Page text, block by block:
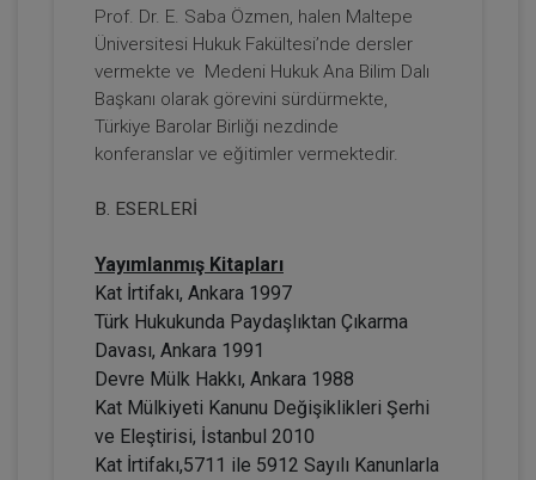
Sözleşmesi Yapılmasına Bağlı Yanılgılar
Video Eğitimi
300 TL
Hukuk Eğitim
Prof. Dr. E. Saba Özmen, halen Maltepe
Üniversitesi Hukuk Fakültesi’nde dersler
vermekte ve Medeni Hukuk Ana Bilim Dalı
Başkanı olarak görevini sürdürmekte,
Türkiye Barolar Birliği nezdinde
konferanslar ve eğitimler vermektedir.
B. ESERLERİ
Yayımlanmış Kitapları
Kat İrtifakı, Ankara 1997
Türk Hukukunda Paydaşlıktan Çıkarma
Davası, Ankara 1991
Devre Mülk Hakkı, Ankara 1988
Kat Mülkiyeti Kanunu Değişiklikleri Şerhi
ve Eleştirisi, İstanbul 2010
Kat İrtifakı,5711 ile 5912 Sayılı Kanunlarla